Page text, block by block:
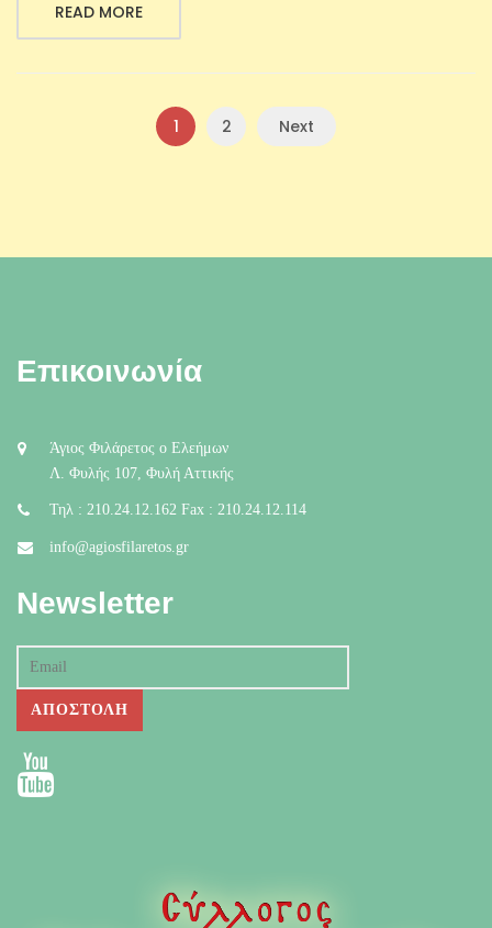
READ MORE
1 2 Next
Επικοινωνία
Άγιος Φιλάρετος ο Ελεήμων
Λ. Φυλής 107, Φυλή Αττικής
Τηλ : 210.24.12.162 Fax : 210.24.12.114
info@agiosfilaretos.gr
Newsletter